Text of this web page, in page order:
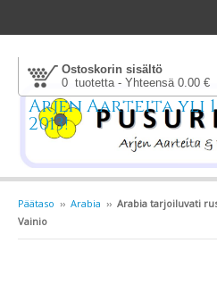
Ostoskorin sisältö
0 tuotetta - Yhteensä 0.00 €
Arjen Aarteita yli
2013!
Päätaso ›› Arabia ›› Arabia tarjoiluvati
Vainio